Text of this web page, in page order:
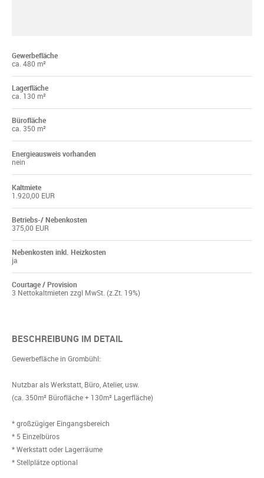
Gewerbefläche
ca. 480 m²
Lagerfläche
ca. 130 m²
Bürofläche
ca. 350 m²
Energieausweis vorhanden
nein
Kaltmiete
1.920,00 EUR
Betriebs-/ Nebenkosten
375,00 EUR
Nebenkosten inkl. Heizkosten
ja
Courtage / Provision
3 Nettokaltmieten zzgl MwSt. (z.Zt. 19%)
BESCHREIBUNG IM DETAIL
Gewerbefläche in Grombühl:
Nutzbar als Werkstatt, Büro, Atelier, usw.
(ca. 350m² Bürofläche + 130m² Lagerfläche)
* großzügiger Eingangsbereich
* 5 Einzelbüros
* Werkstatt oder Lagerräume
* Stellplätze optional